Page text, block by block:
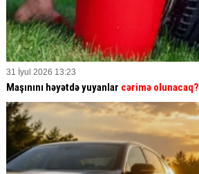
31 İyul 2026 13:23
Maşınını həyətdə yuyanlar cərimə olunacaq?